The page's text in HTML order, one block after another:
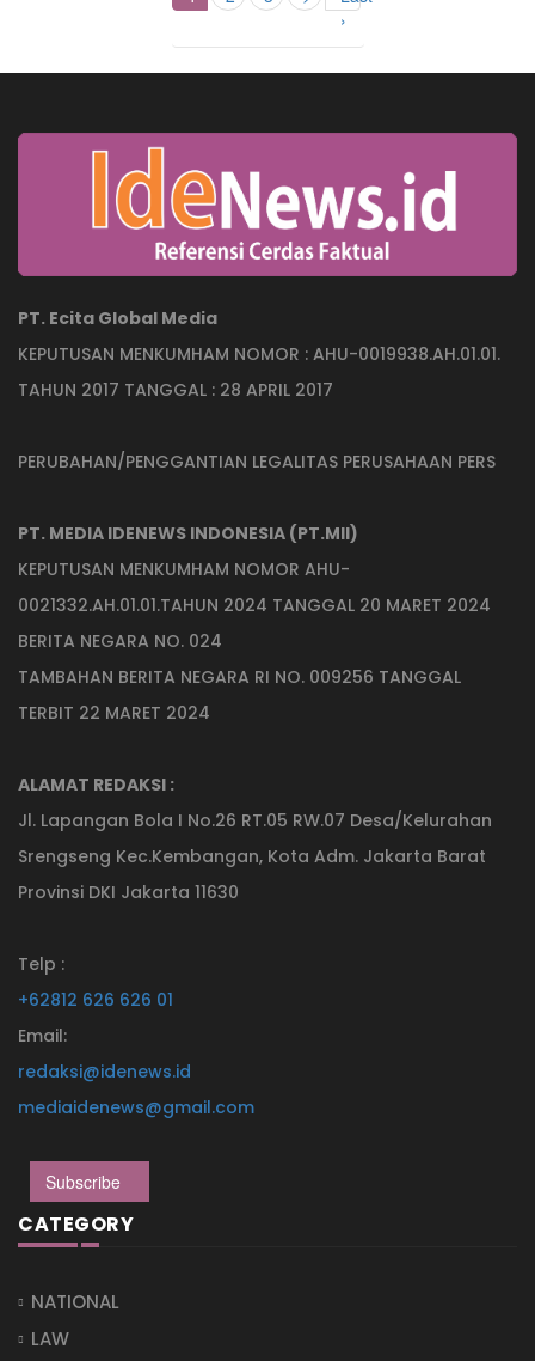
›
PT. Ecita Global Media
KEPUTUSAN MENKUMHAM NOMOR : AHU-0019938.AH.01.01.
TAHUN 2017 TANGGAL : 28 APRIL 2017
PERUBAHAN/PENGGANTIAN LEGALITAS PERUSAHAAN PERS
PT. MEDIA IDENEWS INDONESIA (PT.MII)
KEPUTUSAN MENKUMHAM NOMOR AHU-
0021332.AH.01.01.TAHUN 2024 TANGGAL 20 MARET 2024
BERITA NEGARA NO. 024
TAMBAHAN BERITA NEGARA RI NO. 009256 TANGGAL
TERBIT 22 MARET 2024
ALAMAT REDAKSI :
Jl. Lapangan Bola I No.26 RT.05 RW.07 Desa/Kelurahan
Srengseng Kec.Kembangan, Kota Adm. Jakarta Barat
Provinsi DKI Jakarta 11630
Telp :
+62812 626 626 01
Email:
redaksi@idenews.id
mediaidenews@gmail.com
Subscribe
CATEGORY
NATIONAL
LAW